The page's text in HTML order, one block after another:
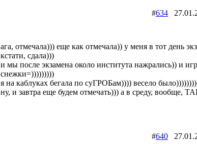
#634
ага, отмечала))) еще как отмечала)) у меня в тот день
кстати, сдала)))
и мы после экзамена около института нажрались)) и
снежки=)))))))))
я на каблуках бегала по суГРОБам)))) весело
ну, и завтра еще будем отмечать))) а в среду, вообще,
#640